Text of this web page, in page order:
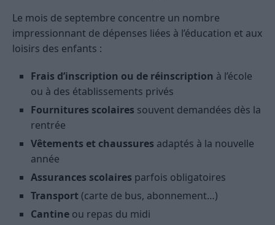
Le mois de septembre concentre un nombre
impressionnant de dépenses liées à l’éducation et aux
loisirs des enfants :
Frais d’inscription ou de réinscription à l’école
ou à des établissements privés
Fournitures scolaires souvent demandées dès la
rentrée
Vêtements et chaussures adaptés à la nouvelle
année
Assurances scolaires parfois obligatoires
Transport (carte de bus, abonnement…)
Cantine ou repas du midi